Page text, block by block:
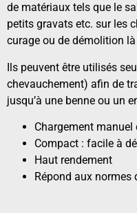
de matériaux tels que le
petits gravats etc. sur les
curage ou de démolition
Ils peuvent être utilisés
chevauchement) afin de
jusqu’à une benne ou un
Chargement
Compact : facile à
Haut rendement
Répond aux normes